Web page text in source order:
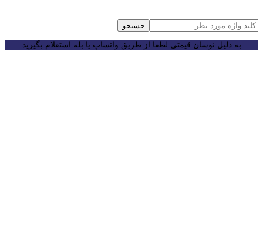
جستجو
به دلیل نوسان قیمتی لطفا از طریق واتساپ یا بله استعلام بگیرید